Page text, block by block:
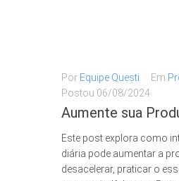
Por Equipe Questi Em
Postou 06/08/2024
Aumente sua
Este post explora como
diária pode aumentar a
desacelerar, praticar o